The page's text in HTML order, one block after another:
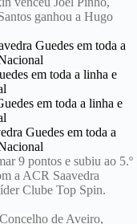
ganhou a Hugo
9 pontos e subiu ao 5.º
a ACR Saavedra
Clube Top Spin.
de Aveiro,